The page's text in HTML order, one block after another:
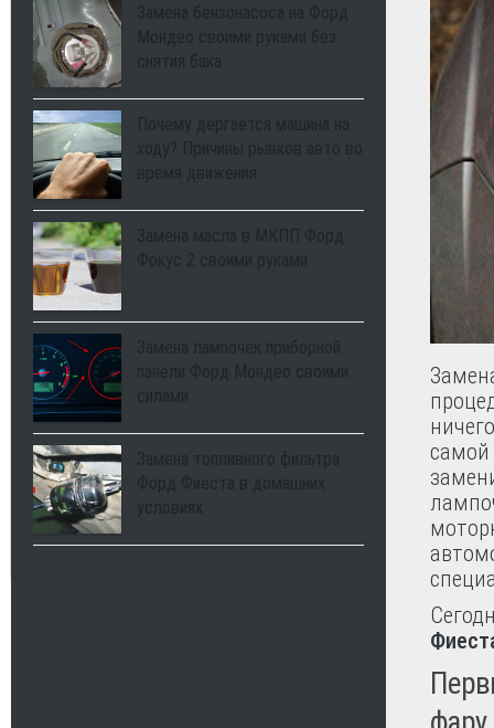
самой
Замена бензонасоса на Форд
Мондео своими руками без
снятия бака
Почему дергается машина на
ходу? Причины рывков авто во
время движения
Замена масла в МКПП Форд
Фокус 2 своими руками
Замена лампочек приборной
панели Форд Мондео своими
силами
Замена топливного фильтра
Форд Фиеста в домашних
условиях